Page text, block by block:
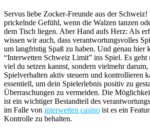
Servus liebe Zocker-Freunde aus der
prickelnde Gefühl, wenn die Walzen tanzen
dem Tisch liegen. Aber Hand aufs Herz: Als
wissen wir auch, dass verantwortungsvolles
um langfristig Spaß zu haben. Und genau hier
“Interwetten Schweiz Limit” ins Spiel. Es
viel du setzen kannst, sondern vielmehr
Spielverhalten aktiv steuern und kontrollieren
essentiell, um dein Spielerlebnis positiv zu
Überraschungen zu vermeiden. Die
ist ein wichtiger Bestandteil des
im Falle von interwetten casino ist es ein
Kontrolle zu behalten.